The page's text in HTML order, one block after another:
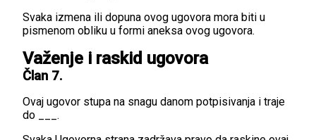
Svaka izmena ili dopuna ovog ugovora mora biti u
pismenom obliku u formi aneksa ovog ugovora.
Važenje i raskid ugovora
Član 7.
Ovaj ugovor stupa na snagu danom potpisivanja i traje
do ___.